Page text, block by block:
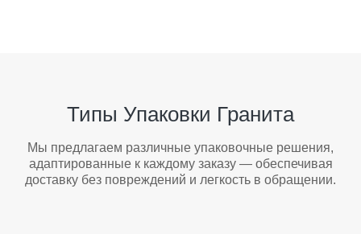
Типы Упаковки Гранита
Мы предлагаем различные упаковочные решения,
адаптированные к каждому заказу — обеспечивая
доставку без повреждений и легкость в обращении.